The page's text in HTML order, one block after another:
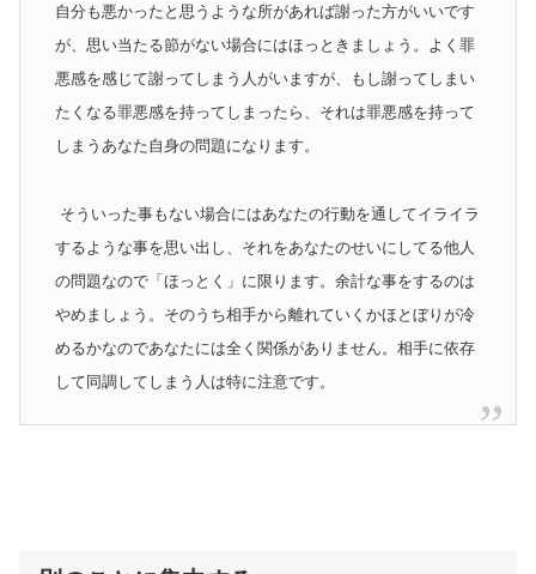
自分も悪かったと思うような所があれば謝った方がいいです
が、思い当たる節がない場合にはほっときましょう。よく罪
悪感を感じて謝ってしまう人がいますが、もし謝ってしまい
たくなる罪悪感を持ってしまったら、それは罪悪感を持って
しまうあなた自身の問題になります。
そういった事もない場合にはあなたの行動を通してイライラ
するような事を思い出し、それをあなたのせいにしてる他人
の問題なので「ほっとく」に限ります。余計な事をするのは
やめましょう。そのうち相手から離れていくかほとぼりが冷
めるかなのであなたには全く関係がありません。相手に依存
して同調してしまう人は特に注意です。